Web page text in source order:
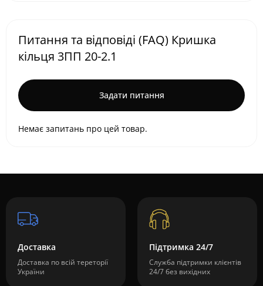
Питання та відповіді (FAQ) Кришка
кільця 3ПП 20-2.1
Задати питання
Немає запитань про цей товар.
Доставка
Доставка по всій тереторії
України
Підтримка 24/7
Служба підтримки клієнтів
24/7 без вихідних